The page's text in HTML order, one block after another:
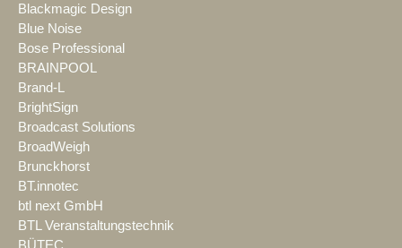
Blackmagic Design
Blue Noise
Bose Professional
BRAINPOOL
Brand-L
BrightSign
Broadcast Solutions
BroadWeigh
Brunckhorst
BT.innotec
btl next GmbH
BTL Veranstaltungstechnik